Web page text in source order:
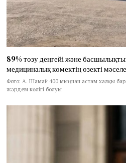
89% тозу деңгейі және
медициналық көмектің өзекті
Фото: А. Шамай 400 мыңнан астам халқы
жәрдем көлігі болуы